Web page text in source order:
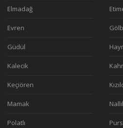
Elmadağ
Evren
Güdül
Kalecik
Keçiören
Mamak
Polatlı